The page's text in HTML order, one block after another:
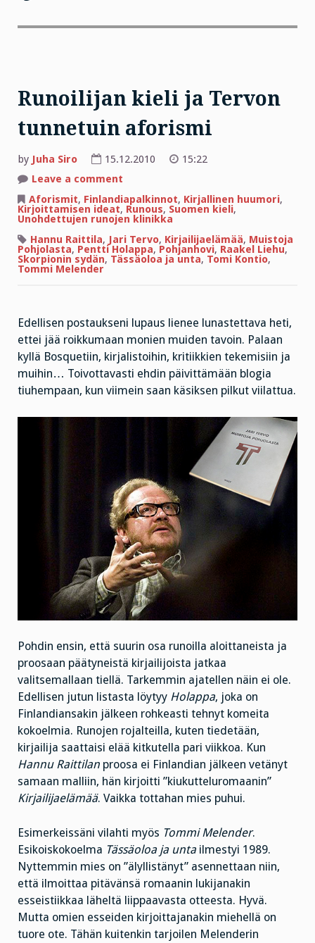
Runoilijan kieli ja Tervon
tunnetuin aforismi
by Juha Siro 15.12.2010
15:22
Leave a comment
kieli
ja
Tervon
aforismi
Aforismit, Finlandiapalkinnot, Kirjallinen huumori,
Kirjoittamisen ideat, Runous, Suomen kieli,
Unohdettujen runojen klinikka
Hannu Raittila, Jari Tervo, Kirjailijaelämää, Muistoja
Pohjolasta, Pentti Holappa, Pohjanhovi, Raakel Liehu,
Skorpionin sydän, Tässäoloa ja unta, Tomi Kontio,
Tommi Melender
Edellisen postaukseni lupaus lienee lunastettava heti,
ettei jää roikkumaan monien muiden tavoin. Palaan
kyllä Bosquetiin, kirjalistoihin, kritiikkien tekemisiin ja
muihin… Toivottavasti ehdin päivittämään blogia
tiuhempaan, kun viimein saan käsiksen pilkut viilattua.
Pohdin ensin, että suurin osa runoilla aloittaneista ja
proosaan päätyneistä kirjailijoista jatkaa
valitsemallaan tiellä. Tarkemmin ajatellen näin ei ole.
Edellisen jutun listasta löytyy Holappa, joka on
Finlandiansakin jälkeen rohkeasti tehnyt komeita
kokoelmia. Runojen rojalteilla, kuten tiedetään,
kirjailija saattaisi elää kitkutella pari viikkoa. Kun
Hannu Raittilan proosa ei Finlandian jälkeen vetänyt
samaan malliin, hän kirjoitti ”kiukutteluromaanin”
Kirjailijaelämää. Vaikka tottahan mies puhui.
Esimerkeissäni vilahti myös Tommi Melender.
Esikoiskokoelma Tässäoloa ja unta ilmestyi 1989.
Nyttemmin mies on ”älyllistänyt” asennettaan niin,
että ilmoittaa pitävänsä romaanin lukijanakin
esseistiikkaa läheltä liippaavasta otteesta. Hyvä.
Mutta omien esseiden kirjoittajanakin miehellä on
tuore ote. Tähän kuitenkin tarjoilen Melenderin